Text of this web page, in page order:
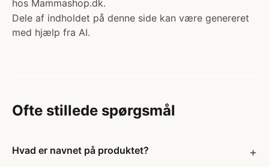
hos Mammashop.dk.
Dele af indholdet på denne side kan være genereret
med hjælp fra AI.
Ofte stillede spørgsmål
Hvad er navnet på produktet?